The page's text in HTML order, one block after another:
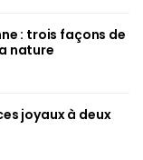
: trois façons de
nature
joyaux à deux